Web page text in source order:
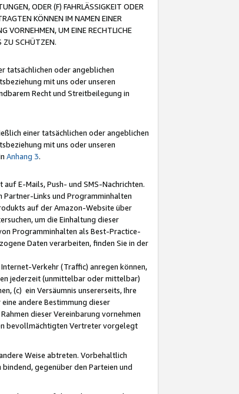
ODER (F) FAHRLÄSSIGKEIT ODER
KÖNNEN IM NAMEN EINER
VORNEHMEN, UM EINE RECHTLICHE
ZU SCHÜTZEN.
tatsächlichen oder angeblichen
mit uns oder unseren
Recht und Streitbeilegung in
einer tatsächlichen oder angeblichen
mit uns oder unseren
Anhang 3.
E-Mails, Push- und SMS-Nachrichten.
Partner-Links und Programminhalten
auf der Amazon-Website über
um die Einhaltung dieser
Programminhalten als Best-Practice-
Daten verarbeiten, finden Sie in der
Verkehr (Traffic) anregen können,
jederzeit (unmittelbar oder mittelbar)
(c) ein Versäumnis unsererseits, Ihre
andere Bestimmung dieser
dieser Vereinbarung vornehmen
bevollmächtigten Vertreter vorgelegt
Weise abtreten. Vorbehaltlich
gegenüber den Parteien und